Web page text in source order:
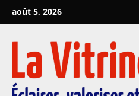
Passer
au
contenu
août 5, 2026